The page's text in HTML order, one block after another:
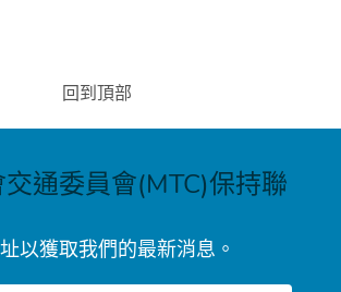
回到頂部
通委員會(MTC)保持聯
以獲取我們的最新消息。